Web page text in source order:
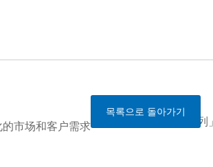
市场和客户需求
목록으로 돌아가기
「KC+系